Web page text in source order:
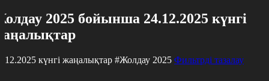
2025 бойынша 24.12.2025 күнгі
күнгі жаңалықтар #Жолдау 2025 Фильтрді тазалау